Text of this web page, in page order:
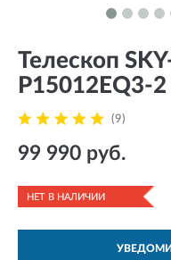
Телескоп
P15012EQ3-
(9)
99 990 руб.
НЕТ В НАЛИЧИИ